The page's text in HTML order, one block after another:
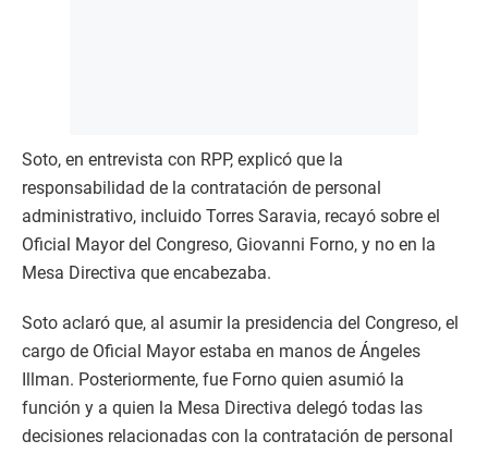
Soto, en entrevista con RPP, explicó que la
responsabilidad de la contratación de personal
administrativo, incluido Torres Saravia, recayó sobre el
Oficial Mayor del Congreso, Giovanni Forno, y no en la
Mesa Directiva que encabezaba.
Soto aclaró que, al asumir la presidencia del Congreso, el
cargo de Oficial Mayor estaba en manos de Ángeles
Illman. Posteriormente, fue Forno quien asumió la
función y a quien la Mesa Directiva delegó todas las
decisiones relacionadas con la contratación de personal